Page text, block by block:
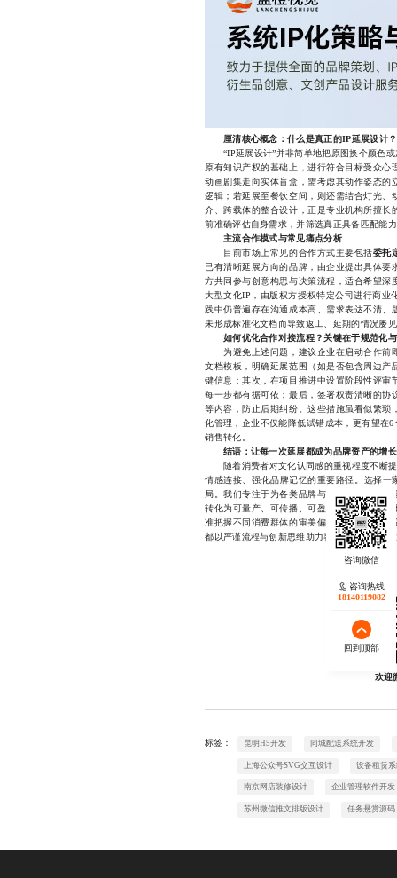
厘清核心概念：什么是真正的IP延展设计？
“IP延展设计”并非简单地把原图换个颜色或
原有知识产权的基础上，进行符合目标受众
动画剧集走向实体盲盒，需考虑其动作姿态
逻辑；若延展至餐饮空间，则还需结合灯光
介、跨载体的整合设计，正是专业机构所擅
前准确评估自身需求，并筛选真正具备匹配能
主流合作模式与常见痛点分析
目前市场上常见的合作方式主要包括委托
已有清晰延展方向的品牌，由企业提出具体
方共同参与创意构思与决策流程，适合希望
大型文化IP，由版权方授权特定公司进行商业
践中仍普遍存在沟通成本高、需求表达不清
未形成标准化文档而导致返工、延期的情况屡
如何优化合作对接流程？关键在于规范化
为避免上述问题，建议企业在启动合作前
文档模板，明确延展范围（如是否包含周边
键信息；其次，在项目推进中设置阶段性评
每一步都有据可依；最后，签署权责清晰的
等内容，防止后期纠纷。这些措施虽看似繁
化管理，企业不仅能降低试错成本，更有望在
销售转化。
结语：让每一次延展都成为品牌资产的增
随着消费者对文化认同感的重视程度不断提
情感连接、强化品牌记忆的重要路径。选择
局。我们专注于为各类品牌与创作者提供从概
转化为可量产、可传播、可盈利的产品形态
准把握不同消费群体的审美偏好。无论是潮
都以严谨流程与创新思维助力客户实现价值最大
欢迎
标签： 昆明H5开发 同城配送系统开发
上海公众号SVG交互设计 设备租赁
南京网店装修设计 企业管理软件开发
苏州微信推文排版设计 任务悬赏源码
咨询热线
18140119082
回到顶部